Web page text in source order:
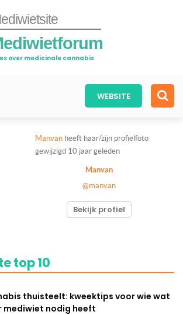
over medicinale cannabis
WEBSITE
Manvan heeft haar/zijn profielfoto
gewijzigd 10 jaar geleden
Manvan
@manvan
Bekijk profiel
top 10
thuisteelt: kweektips voor wie wat
mediwiet nodig heeft